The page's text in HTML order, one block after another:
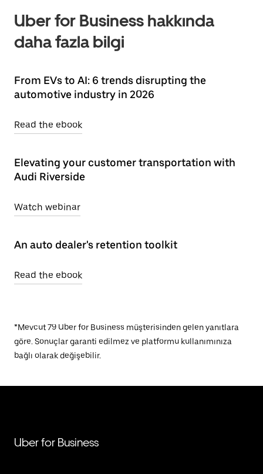
Uber for Business hakkında
daha fazla bilgi
From EVs to AI: 6 trends disrupting the
automotive industry in 2026
Read the ebook
Elevating your customer transportation with
Audi Riverside
Watch webinar
An auto dealer's retention toolkit
Read the ebook
*Mevcut 79 Uber for Business müşterisinden gelen yanıtlara
göre. Sonuçlar garanti edilmez ve platformu kullanımınıza
bağlı olarak değişebilir.
Uber for Business